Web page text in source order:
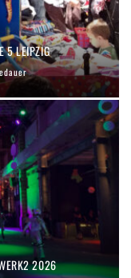
5 LEIPZIG
2026